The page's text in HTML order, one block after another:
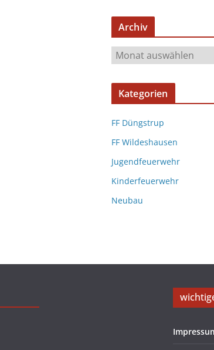
Archiv
Kategorien
FF Düngstrup
FF Wildeshausen
Jugendfeuerwehr
Kinderfeuerwehr
Neubau